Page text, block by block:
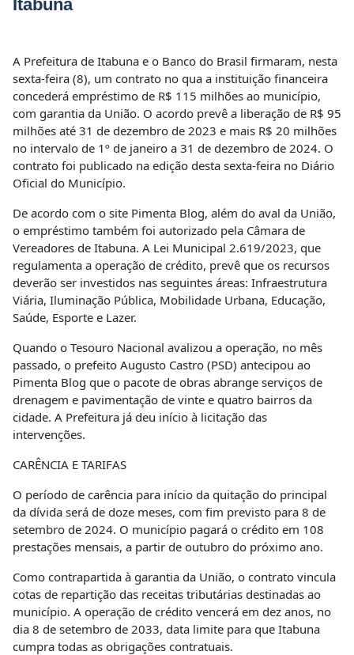
Itabuna
A Prefeitura de Itabuna e o Banco do Brasil firmaram, nesta
sexta-feira (8), um contrato no qua a instituição financeira
concederá empréstimo de R$ 115 milhões ao município,
com garantia da União. O acordo prevê a liberação de R$ 95
milhões até 31 de dezembro de 2023 e mais R$ 20 milhões
no intervalo de 1º de janeiro a 31 de dezembro de 2024. O
contrato foi publicado na edição desta sexta-feira no Diário
Oficial do Município.
De acordo com o site Pimenta Blog, além do aval da União,
o empréstimo também foi autorizado pela Câmara de
Vereadores de Itabuna. A Lei Municipal 2.619/2023, que
regulamenta a operação de crédito, prevê que os recursos
deverão ser investidos nas seguintes áreas: Infraestrutura
Viária, Iluminação Pública, Mobilidade Urbana, Educação,
Saúde, Esporte e Lazer.
Quando o Tesouro Nacional avalizou a operação, no mês
passado, o prefeito Augusto Castro (PSD) antecipou ao
Pimenta Blog que o pacote de obras abrange serviços de
drenagem e pavimentação de vinte e quatro bairros da
cidade. A Prefeitura já deu início à licitação das
intervenções.
CARÊNCIA E TARIFAS
O período de carência para início da quitação do principal
da dívida será de doze meses, com fim previsto para 8 de
setembro de 2024. O município pagará o crédito em 108
prestações mensais, a partir de outubro do próximo ano.
Como contrapartida à garantia da União, o contrato vincula
cotas de repartição das receitas tributárias destinadas ao
município. A operação de crédito vencerá em dez anos, no
dia 8 de setembro de 2033, data limite para que Itabuna
cumpra todas as obrigações contratuais.